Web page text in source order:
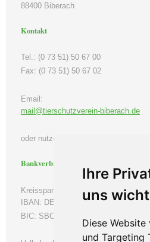
Ihre
uns
Diese
und Targeting
88400 Biberach
Kontakt
Tel.: (0 73 51) 50 67 00
Fax: (0 73 51) 50 67 02
Email:
mail@tierschutzverein-biberach.de
oder nutzen Sie unser
Bankverbindung
Kreissparkasse Biberach
IBAN: DE66654500700000053538
BIC: SBCRDE66